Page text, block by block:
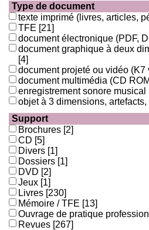
Type de document
texte imprimé (livres, articles,
TFE [21]
document électronique (PDF,
document graphique à deux
[4]
document projeté ou vidéo (K7
document multimédia (CD
enregistrement sonore musical
objet à 3 dimensions,
Support
Brochures [2]
CD [5]
Divers [1]
Dossiers [1]
DVD [2]
Jeux [1]
Livres [230]
Mémoire / TFE [13]
Ouvrage de pratique
Revues [267]